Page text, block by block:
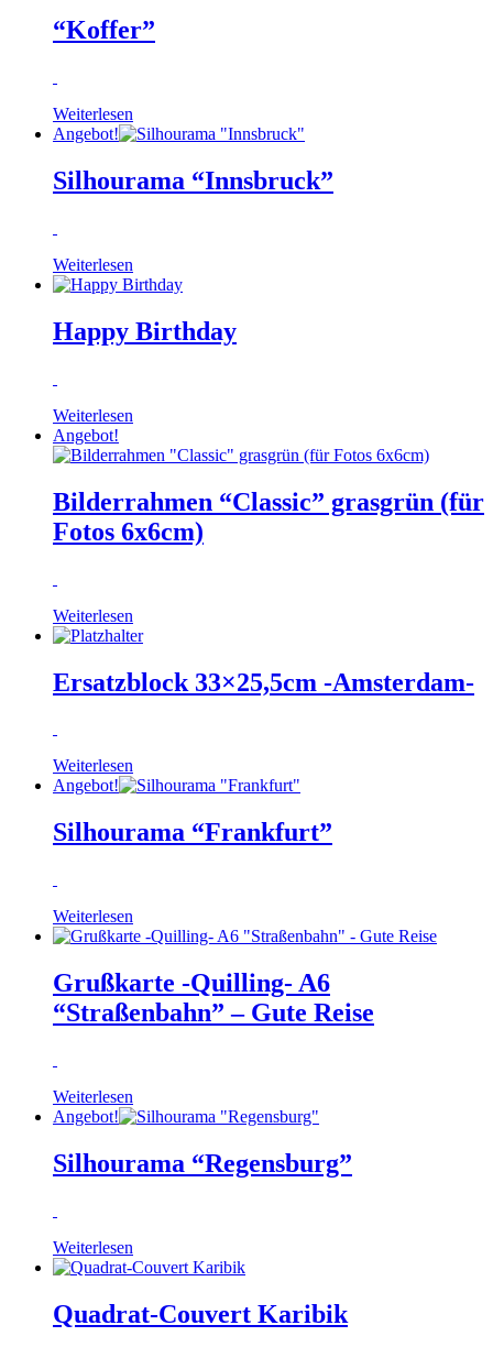
“Koffer”
Weiterlesen
Angebot!
Silhourama “Innsbruck”
Weiterlesen
Happy Birthday
Weiterlesen
Angebot!
Bilderrahmen “Classic” grasgrün (für
Fotos 6x6cm)
Weiterlesen
Ersatzblock 33×25,5cm -Amsterdam-
Weiterlesen
Angebot!
Silhourama “Frankfurt”
Weiterlesen
Grußkarte -Quilling- A6
“Straßenbahn” – Gute Reise
Weiterlesen
Angebot!
Silhourama “Regensburg”
Weiterlesen
Quadrat-Couvert Karibik